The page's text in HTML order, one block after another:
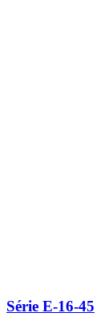
Série E-16-45